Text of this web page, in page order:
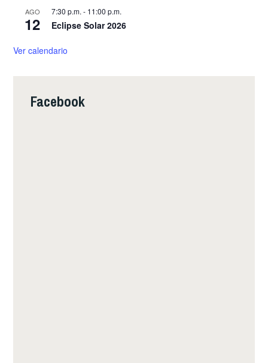
AGO
12
7:30 p.m. - 11:00 p.m.
Eclipse Solar 2026
Ver calendario
Facebook